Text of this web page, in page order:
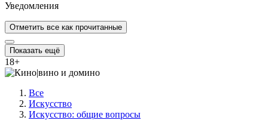
Уведомления
Отметить все как прочитанные
Показать ещё
18+
Все
Искусство
Искусство: общие вопросы